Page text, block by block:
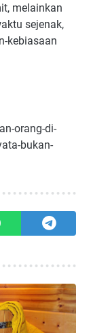
melainkan
sejenak,
kebiasaan
orang-di-
bukan-